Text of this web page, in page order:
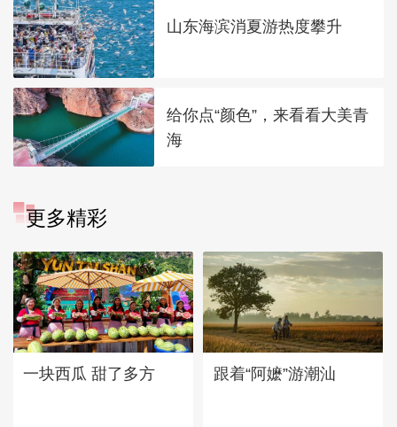
山东海滨消夏游热度攀升
给你点“颜色”，来看看大美青
海
更多精彩
一块西瓜 甜了多方 跟着“阿嬷”游潮汕